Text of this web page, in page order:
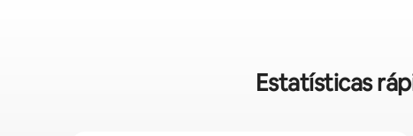
Estatísticas